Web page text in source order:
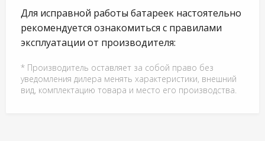
Для исправной работы батареек настоятельно
рекомендуется ознакомиться с правилами
эксплуатации от производителя:
* Производитель оставляет за собой право без
уведомления дилера менять характеристики, внешний
вид, комплектацию товара и место его производства.